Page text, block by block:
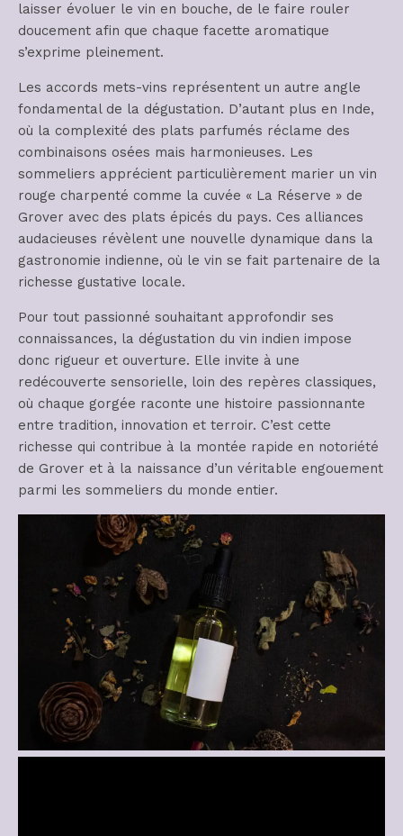
laisser évoluer le vin en bouche, de le faire rouler
doucement afin que chaque facette aromatique
s’exprime pleinement.
Les accords mets-vins représentent un autre angle
fondamental de la dégustation. D’autant plus en Inde,
où la complexité des plats parfumés réclame des
combinaisons osées mais harmonieuses. Les
sommeliers apprécient particulièrement marier un vin
rouge charpenté comme la cuvée « La Réserve » de
Grover avec des plats épicés du pays. Ces alliances
audacieuses révèlent une nouvelle dynamique dans la
gastronomie indienne, où le vin se fait partenaire de la
richesse gustative locale.
Pour tout passionné souhaitant approfondir ses
connaissances, la dégustation du vin indien impose
donc rigueur et ouverture. Elle invite à une
redécouverte sensorielle, loin des repères classiques,
où chaque gorgée raconte une histoire passionnante
entre tradition, innovation et terroir. C’est cette
richesse qui contribue à la montée rapide en notoriété
de Grover et à la naissance d’un véritable engouement
parmi les sommeliers du monde entier.